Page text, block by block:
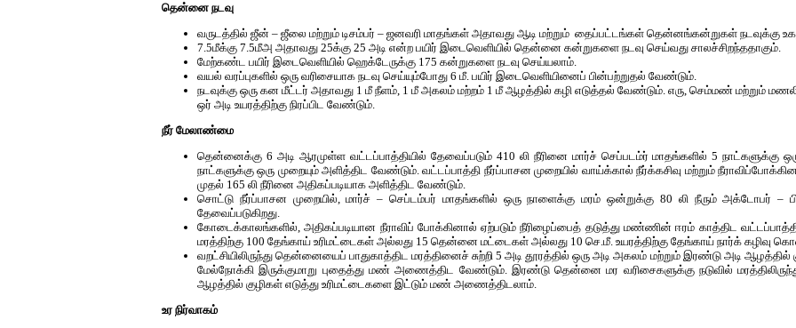
தென்னை நடவு
வருடத்தில் ஜீன் – ஜீலை மற்றும் டிசம்பர் – ஜனவரி மாதங்கள் அதாவது ஆடி மற்றும் தைப்பட்டங்கள் தென்னங்கன்றுகள் நடவுக்கு
7.5மீக்கு 7.5மீஅ அதாவது 25க்கு 25 அடி என்ற பயிர் இடைவெளியில் தென்னை கன்றுகளை நடவு செய்வது சாலச்சிறந்ததாகும்.
மேற்கண்ட பயிர் இடைவெளியில் ஹெக்டேருக்கு 175 கன்றுகளை நடவு செய்யலாம்.
வயல் வரப்புகளில் ஒரு வரிசையாக நடவு செய்யும்போது 6 மீ. பயிர் இடைவெளியினைப் பின்பற்றுதல் வேண்டும்.
நடவுக்கு ஒரு கன மீட்டர் அதாவது 1 மீ நீளம், 1 மீ அகலம் மற்றம் 1 மீ ஆழத்தில் கழி எடுத்தல் வேண்டும். எரு, செம்மண் மற்றும்
ஒர் அடி உயரத்திற்கு நிரப்பிட வேண்டும்.
நீர் மேலாண்மை
தென்னைக்கு 6 அடி ஆரமுள்ள வட்டப்பாத்தியில் தேவைப்படும் 410 லி நீரினை மார்ச் செப்படம்ர் மாதங்களில் 5 நாட்களுக்கு
நாட்களுக்கு ஒரு முறையும் அளித்திட வேண்டும். வட்டப்பாத்தி நீர்ப்பாசன முறையில் வாய்க்கால் நீர்க்கசிவு மற்றும்
முதல் 165 லி நீரினை அதிகப்படியாக அளித்திட வேண்டும்.
சொட்டு நீர்ப்பாசன முறையில், மார்ச் – செப்டம்பர் மாதங்களில் ஒரு நாளைக்கு மரம் ஒன்றுக்கு 80 லி நீரும் அக்டோபர் –
தேவைப்படுகிறது.
கோடைக்காலங்களில், அதிகப்படியான நீராவிப் போக்கினால் ஏற்படும் நீரிழைப்பைத் தடுத்து மண்ணின் ஈரம் காத்திட
மரத்திற்கு 100 தேங்காய் உரிமட்டைகள் அல்லது 15 தென்னை மட்டைகள் அல்லது 10 செ.மீ. உயரத்திற்கு தேங்காய் நார்க் கழிவு
வறட்சியிலிருந்து தென்னையைப் பாதுகாத்திட மரத்தினைச் சுற்றி 5 அடி தூரத்தில் ஒரு அடி அகலம் மற்றும் இரண்டு அடி ஆழத்தில்
மேல்நோக்கி இருக்குமாறு புதைத்து மண் அணைத்திட வேண்டும். இரண்டு தென்னை மர வரிசைகளுக்கு நடுவில்
ஆழத்தில் குழிகள் எடுத்து உரிமட்டைகளை இட்டும் மண் அணைத்திடலாம்.
உர நிர்வாகம்